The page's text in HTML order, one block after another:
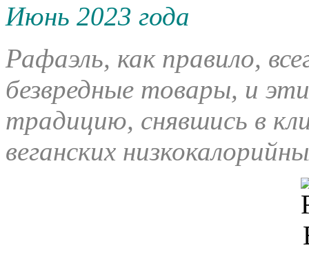
Июнь 2023 года
Рафаэль, как правило,
безвредные товары, и
традицию, снявшись в
веганских